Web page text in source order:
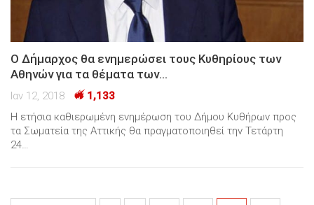
Ο Δήμαρχος θα ενημερώσει τους Κυθηρίους των
Αθηνών για τα θέματα των…
Ιαν 12, 2018
1,133
Η ετήσια καθιερωμένη ενημέρωση του Δήμου Κυθήρων προς
τα Σωματεία της Αττικής θα πραγματοποιηθεί την Τετάρτη
24…